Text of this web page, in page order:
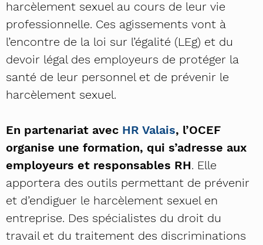
harcèlement sexuel au cours de leur vie
professionnelle. Ces agissements vont à
l’encontre de la loi sur l’égalité (LEg) et du
devoir légal des employeurs de protéger la
santé de leur personnel et de prévenir le
harcèlement sexuel.
En partenariat avec HR Valais, l’OCEF
organise une formation, qui s’adresse aux
employeurs et responsables RH. Elle
apportera des outils permettant de prévenir
et d’endiguer le harcèlement sexuel en
entreprise. Des spécialistes du droit du
travail et du traitement des discriminations